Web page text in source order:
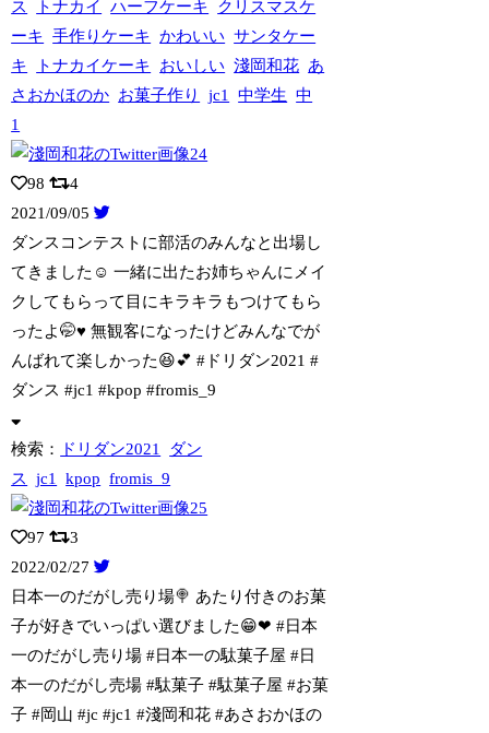
ス トナカイ ハーフケーキ
クリスマスケ
ーキ 手作りケーキ かわいい サンタケー
キ
トナカイケーキ おいしい 淺岡和花 あ
さおかほのか お菓子作り jc1 中学生 中
1
98
4
2021/09/05
ダンスコンテストに部活のみんなと出場し
てきました☺️ 一緒に出たお姉ちゃんにメイ
クしてもらって目にキラキラもつけてもら
ったよ🤭♥️ 無観客になったけどみんなでが
んばれて楽しかった😆💕 #ドリダン2021 #
ダンス #jc1 #kpop #fromis_9
検索： ドリダン2021
ダン
ス
jc1 kpop fromis_9
97
3
2022/02/27
日本一のだがし売り場🍭 あたり付きのお菓
子が好きでいっぱい選びました😁❤ #日本
一のだがし売り場 #日本一の駄菓子屋 #日
本一のだがし売場 #駄菓子 #駄菓子屋 #お菓
子 #岡山 #jc #jc1 #淺岡和花 #あさおかほの